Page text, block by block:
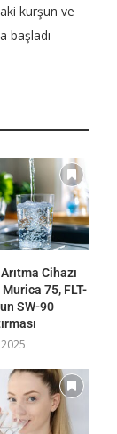
kurşun ve
başladı
Cihazı
75, FLT-
SW-90